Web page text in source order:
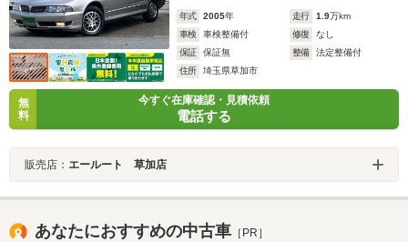
年式 2005年 走行 1.9万km
車検
車検整備付 修復
なし
保証
保証無 整備
法定整備付
住所
埼玉県草加市
無
料
今すぐ在庫確認・見積依頼
電話する
販売店： エールート 草加店
あなたにおすすめの中古車 ［PR］